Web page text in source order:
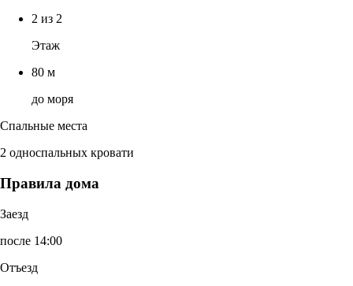
2 из 2
Этаж
80 м
до моря
Спальные места
2 односпальных кровати
Правила дома
Заезд
после 14:00
Отъезд